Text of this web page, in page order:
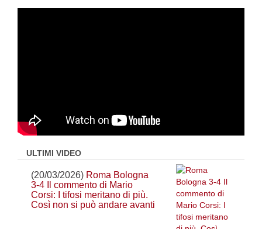
ULTIMI VIDEO
(20/03/2026) Roma Bologna
3-4 Il commento di Mario
Corsi: I tifosi meritano di più.
Così non si può andare avanti